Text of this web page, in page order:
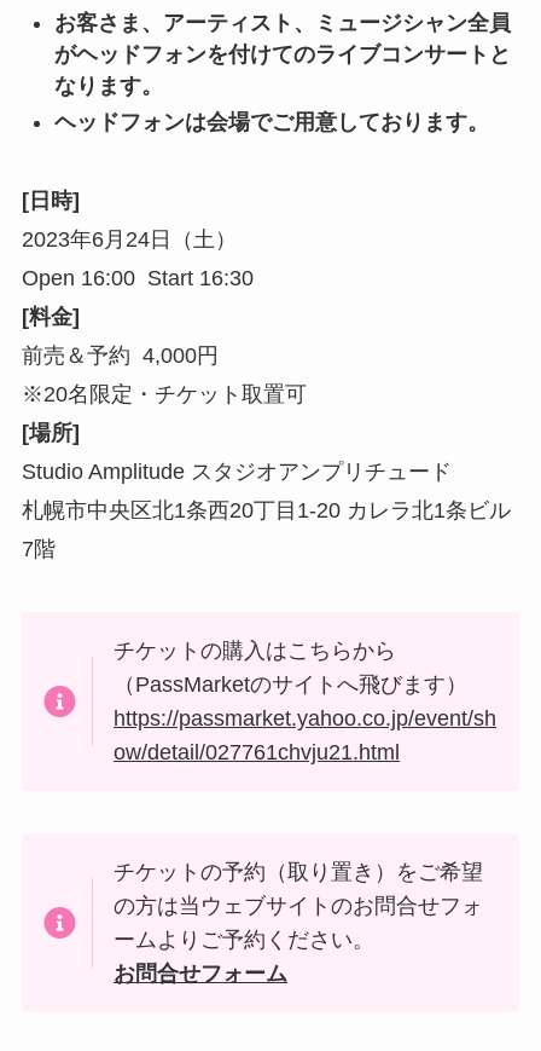
お客さま、アーティスト、ミュージシャン全員
がヘッドフォンを付けてのライブコンサートと
なります。
ヘッドフォンは会場でご用意しております。
[日時]
2023年6月24日（土）
Open 16:00 Start 16:30
[料金]
前売＆予約 4,000円
※20名限定・チケット取置可
[場所]
Studio Amplitude スタジオアンプリチュード
札幌市中央区北1条西20丁目1-20 カレラ北1条ビル
7階
チケットの購入はこちらから
（PassMarketのサイトへ飛びます）
https://passmarket.yahoo.co.jp/event/sh
ow/detail/027761chvju21.html
チケットの予約（取り置き）をご希望
の方は当ウェブサイトのお問合せフォ
ームよりご予約ください。
お問合せフォーム